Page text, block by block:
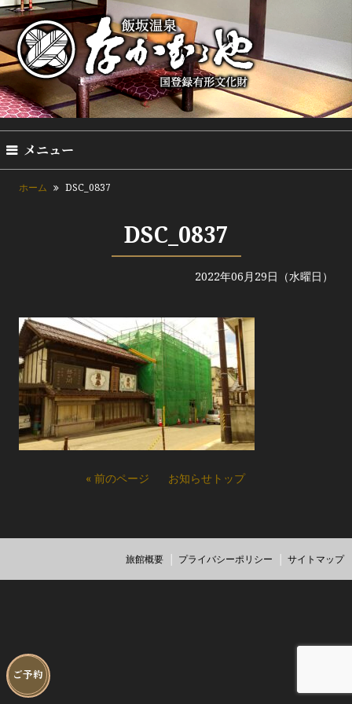
ご予約
メニュー
ホーム DSC_0837
DSC_0837
2022年06月29日（水曜日）
« 前のページ お知らせトップ
旅館概要 プライバシーポリシー サイトマップ